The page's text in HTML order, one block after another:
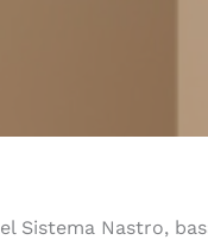
Sistema Nastro,